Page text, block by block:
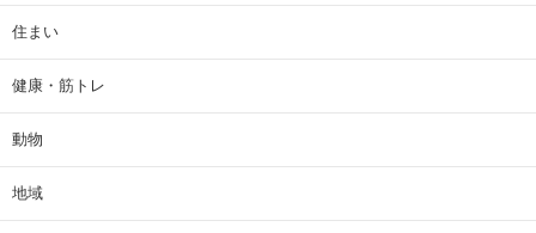
住まい
健康・筋トレ
動物
地域